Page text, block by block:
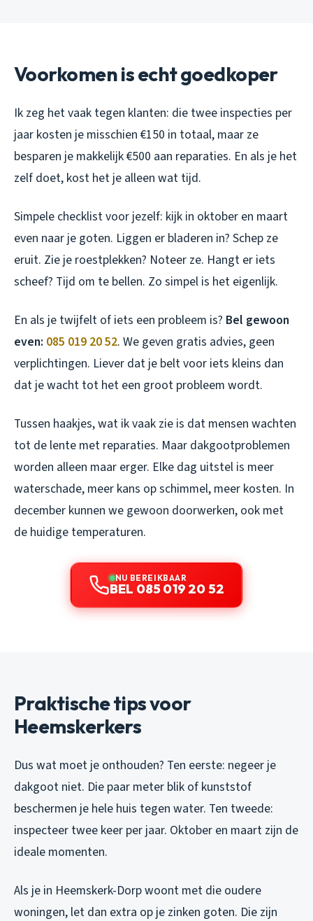
Voorkomen is echt goedkoper
Ik zeg het vaak tegen klanten: die twee inspecties per
jaar kosten je misschien €150 in totaal, maar ze
besparen je makkelijk €500 aan reparaties. En als je het
zelf doet, kost het je alleen wat tijd.
Simpele checklist voor jezelf: kijk in oktober en maart
even naar je goten. Liggen er bladeren in? Schep ze
eruit. Zie je roestplekken? Noteer ze. Hangt er iets
scheef? Tijd om te bellen. Zo simpel is het eigenlijk.
En als je twijfelt of iets een probleem is? Bel gewoon
even: 085 019 20 52. We geven gratis advies, geen
verplichtingen. Liever dat je belt voor iets kleins dan
dat je wacht tot het een groot probleem wordt.
Tussen haakjes, wat ik vaak zie is dat mensen wachten
tot de lente met reparaties. Maar dakgootproblemen
worden alleen maar erger. Elke dag uitstel is meer
waterschade, meer kans op schimmel, meer kosten. In
december kunnen we gewoon doorwerken, ook met
de huidige temperaturen.
NU BEREIKBAAR
BEL 085 019 20 52
Praktische tips voor
Heemskerkers
Dus wat moet je onthouden? Ten eerste: negeer je
dakgoot niet. Die paar meter blik of kunststof
beschermen je hele huis tegen water. Ten tweede:
inspecteer twee keer per jaar. Oktober en maart zijn de
ideale momenten.
Als je in Heemskerk-Dorp woont met die oudere
woningen, let dan extra op je zinken goten. Die zijn